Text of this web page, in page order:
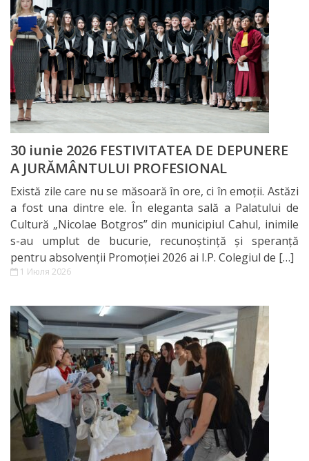
socio-umane
Subdiviziunii
Contabilitate
Бухгалтерия
Transparență
Comanda
de Stat
Informație
veniturile
cheltuielile
colegiului
Resurse
Umane
Serviciul
30 iunie 2026 FESTIVITATEA DE DEPUNERE
A JURĂMÂNTULUI PROFESIONAL
Există zile care nu se măsoară în ore, ci în emoții. Astăzi
a fost una dintre ele. În eleganta sală a Palatului de
Cultură „Nicolae Botgros” din municipiul Cahul, inimile
s-au umplut de bucurie, recunoștință și speranță
pentru absolvenții Promoției 2026 ai I.P. Colegiul de […]
1 Июля 2026